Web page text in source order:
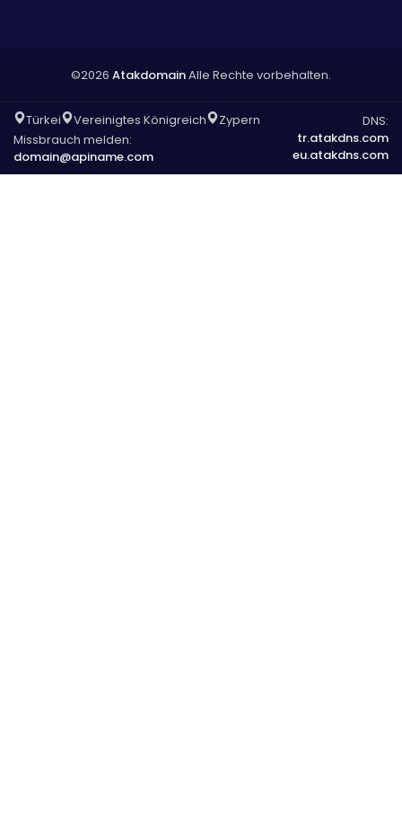
©2026 AtakdomainAlle Rechte vorbehalten.
Türkei Vereinigtes Königreich
Zypern
Missbrauch melden:
domain@apiname.com
DNS:
tr.atakdns.com
eu.atakdns.com